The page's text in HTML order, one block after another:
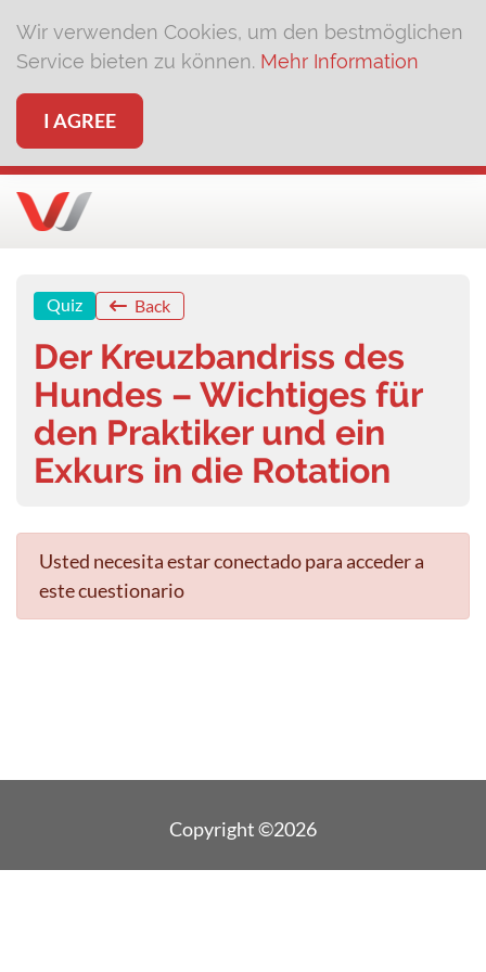
Wir verwenden Cookies, um den bestmöglichen
Service bieten zu können. Mehr Information
I AGREE
Quiz Back
Der Kreuzbandriss des
Hundes – Wichtiges für
den Praktiker und ein
Exkurs in die Rotation
Usted necesita estar conectado para acceder a
este cuestionario
Copyright ©2026